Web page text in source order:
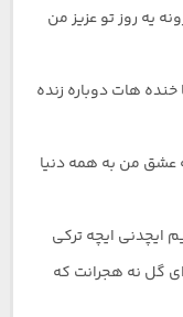
یه روز تو عزیز من
هات دوباره زنده
من به همه دنیا
ایچدنی ایچه ترکی
گل نه هجرانت که